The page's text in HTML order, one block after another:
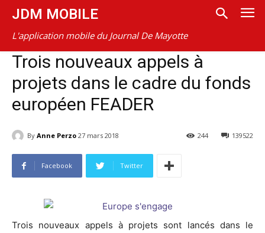
JDM MOBILE
L'application mobile du Journal De Mayotte
Trois nouveaux appels à
projets dans le cadre du fonds
européen FEADER
By Anne Perzo 27 mars 2018 139522
244
Facebook Twitter
Trois nouveaux appels à projets sont lancés dans le